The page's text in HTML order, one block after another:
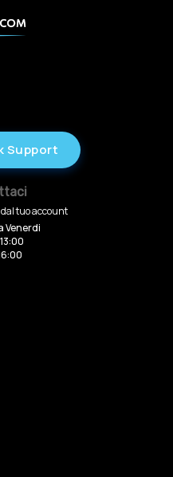
Support
tuo account
Venerdi